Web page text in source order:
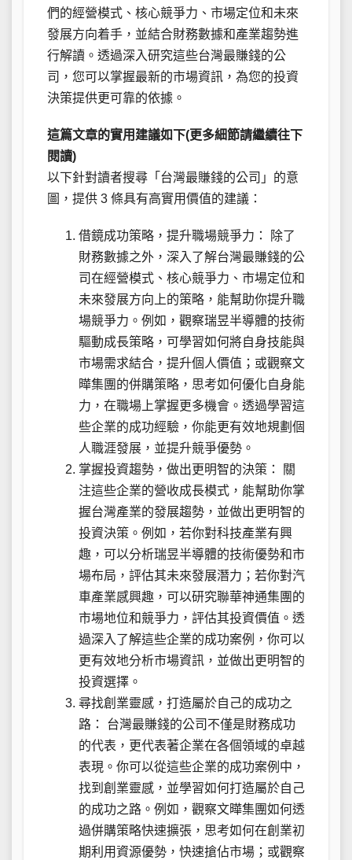
們的經營模式、核心競爭力、市場定位和未來
發展方向着手，並結合財務數據和產業趨勢進
行解讀。透過深入研究這些台灣最賺錢的公
司，您可以掌握最新的市場資訊，為您的投資
決策提供更可靠的依據。
這篇文章的實用建議如下(更多細節請繼續往下
閱讀)
以下針對讀者搜尋「台灣最賺錢的公司」的意
圖，提供 3 條具有高實用價值的建議：
借鏡成功策略，提升職場競爭力： 除了
財務數據之外，深入了解台灣最賺錢的公
司在經營模式、核心競爭力、市場定位和
未來發展方向上的策略，能幫助你提升職
場競爭力。例如，觀察瑞昱半導體的技術
驅動成長策略，可學習如何將自身技能與
市場需求結合，提升個人價值；或觀察文
曄集團的併購策略，思考如何優化自身能
力，在職場上掌握更多機會。透過學習這
些企業的成功經驗，你能更有效地規劃個
人職涯發展，並提升競爭優勢。
掌握投資趨勢，做出更明智的決策： 關
注這些企業的營收成長模式，能幫助你掌
握台灣產業的發展趨勢，並做出更明智的
投資決策。例如，若你對科技產業有興
趣，可以分析瑞昱半導體的技術優勢和市
場布局，評估其未來發展潛力；若你對汽
車產業感興趣，可以研究聯華神通集團的
市場地位和競爭力，評估其投資價值。透
過深入了解這些企業的成功案例，你可以
更有效地分析市場資訊，並做出更明智的
投資選擇。
尋找創業靈感，打造屬於自己的成功之
路： 台灣最賺錢的公司不僅是財務成功
的代表，更代表著企業在各個領域的卓越
表現。你可以從這些企業的成功案例中，
找到創業靈感，並學習如何打造屬於自己
的成功之路。例如，觀察文曄集團如何透
過併購策略快速擴張，思考如何在創業初
期利用資源優勢，快速搶佔市場；或觀察